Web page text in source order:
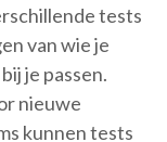
tests
van wie je
je passen.
nieuwe
kunnen tests